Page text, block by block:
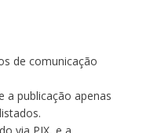
de comunicação
a publicação apenas